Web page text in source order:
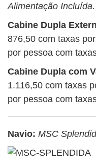
Alimentação
Cabine Dupla
876,50 com taxas
por pessoa com
Cabine Dupla com
1.116,50 com taxas
por pessoa com
Navio: MSC